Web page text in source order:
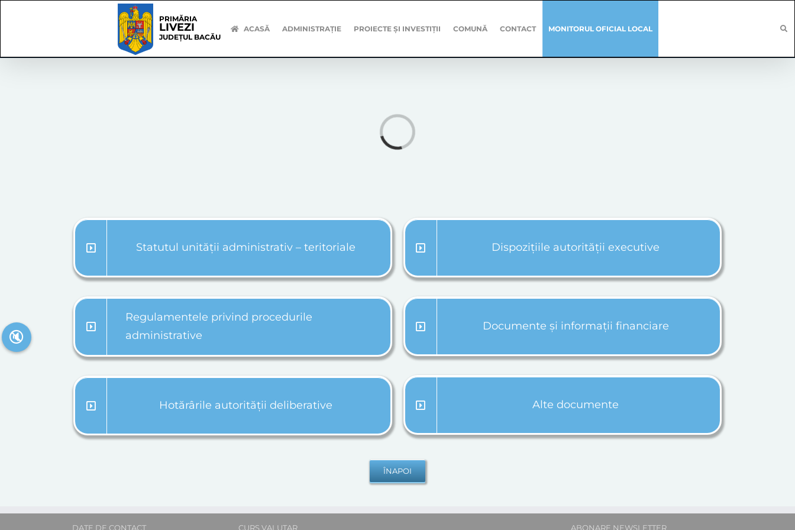
PRIMĂRIA
LIVEZI
JUDEȚUL BACĂU
ACASĂ ADMINISTRAȚIE PROIECTE ȘI INVESTIȚII COMUNĂ CONTACT MONITORUL OFICIAL LOCAL
Loading...
Statutul unității administrativ – teritoriale
Regulamentele privind procedurile
administrative
Hotărârile autorității deliberative
Dispozițiile autorității executive
Documente și informații financiare
Alte documente
DATE DE CONTACT CURS VALUTAR ABONARE NEWSLETTER
🔇